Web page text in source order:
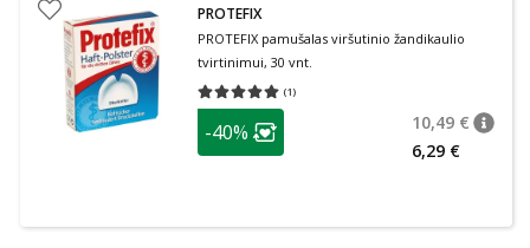
PROTEFIX
PROTEFIX pamušalas viršutinio žandikaulio
tvirtinimui, 30 vnt.
(1)
Vidutinis įvertinimas 5.00
patarimas
Lojalumo klubo narių nuolaida
-40% 10,49 €
6,29 €